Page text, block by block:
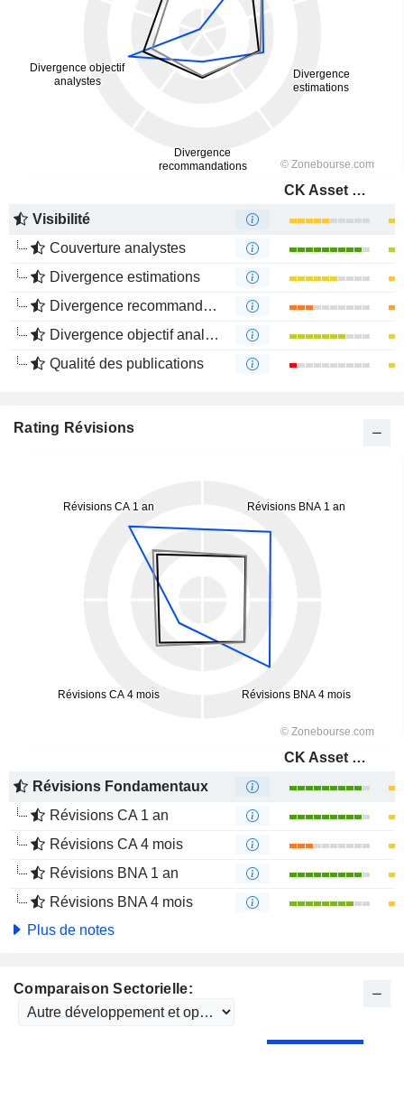
CK Asset Holdings Limited
Visibilité
Couverture analystes
Divergence estimations
Divergence recommandations analystes
Divergence objectif analystes
Qualité des publications
Rating Révisions
CK Asset Holdings Limited
Révisions Fondamentaux
Révisions CA 1 an
Révisions CA 4 mois
Révisions BNA 1 an
Révisions BNA 4 mois
Plus de notes
Comparaison Sectorielle: